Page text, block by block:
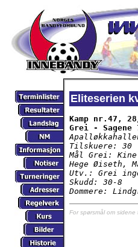
Eliteserien
Kamp nr.47,
Grei -
Tilskuere: 30
Mål Grei:
Hege Øiseth,
Utv.: Grei
Skudd: 30-8
Dommere:
For spørsmål om